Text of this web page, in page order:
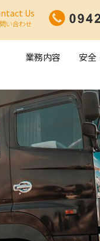
Us
い合わせ
業務内容
コンテナ輸送
オークション関連・構
安全